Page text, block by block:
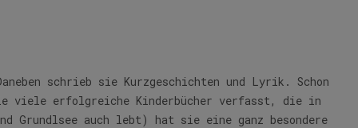
schrieb sie Kurzgeschichten und Lyrik. Schon
viele erfolgreiche Kinderbücher verfasst, die in
Grundlsee auch lebt) hat sie eine ganz besondere